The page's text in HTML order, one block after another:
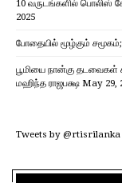
10 வருடங்களில் பொலிஸ்
2025
போதையில் மூழ்கும்
பூமியை நான்கு தடவைகள்
மஹிந்த ராஜபக்ஷ May 29,
Tweets by @rtisrilanka